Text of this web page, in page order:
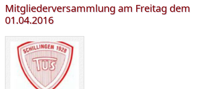
Mitgliederversammlung am Freitag dem
01.04.2016